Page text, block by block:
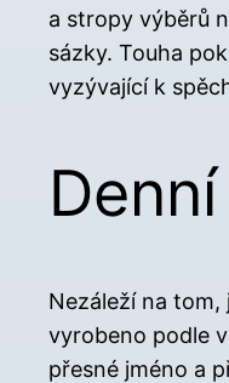
a stropy výběrů
sázky. Touha
vyzývající k
Nezáleží na
vyrobeno podle
přesné jméno a